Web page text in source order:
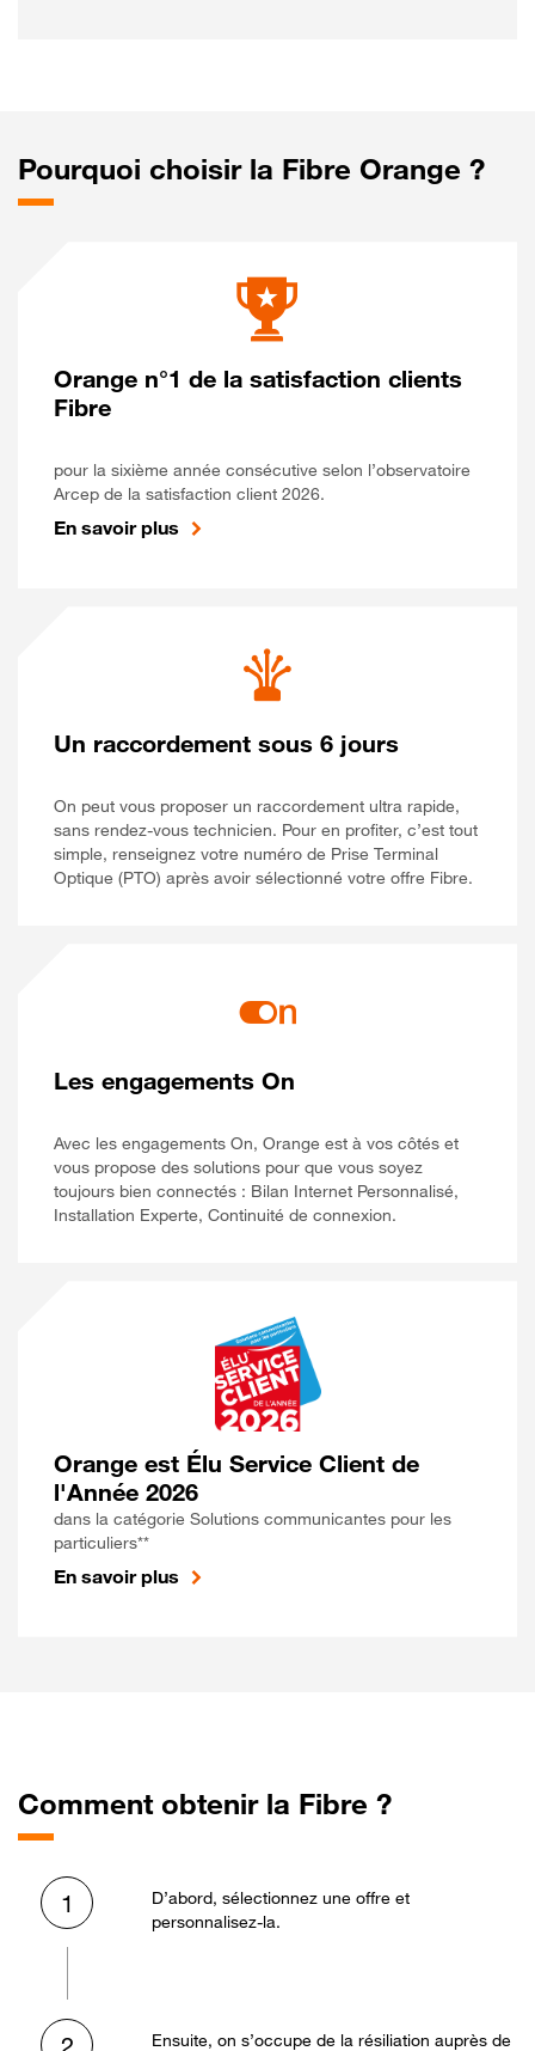
Pourquoi choisir la Fibre Orange ?
Orange n°1 de la satisfaction clients
Fibre
pour la sixième année consécutive selon l’observatoire
Arcep de la satisfaction client 2026.
En savoir plus
Un raccordement sous 6 jours
On peut vous proposer un raccordement ultra rapide,
sans rendez-vous technicien. Pour en profiter, c’est tout
simple, renseignez votre numéro de Prise Terminal
Optique (PTO) après avoir sélectionné votre offre Fibre.
Les engagements On
Avec les engagements On, Orange est à vos côtés et
vous propose des solutions pour que vous soyez
toujours bien connectés : Bilan Internet Personnalisé,
Installation Experte, Continuité de connexion.
Orange est Élu Service Client de
l'Année 2026
dans la catégorie Solutions communicantes pour les
particuliers**
En savoir plus
Comment obtenir la Fibre ?
1
D’abord, sélectionnez une offre et
personnalisez-la.
Ensuite, on s’occupe de la résiliation auprès de